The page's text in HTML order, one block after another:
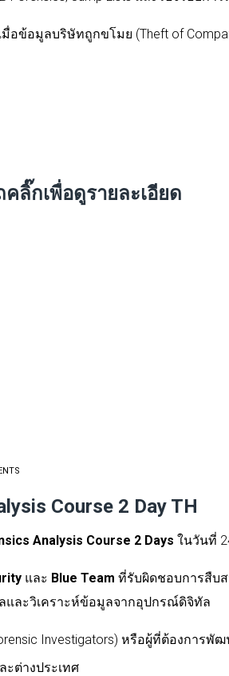
มื่อข้อมูลบริษัทถูกขโมย (Theft of
ลิ๊กเพื่อดูรายละเอียด
Course 2 Day TH
Analysis Course 2 Days ในวันที่
และ Blue Team ที่รับผิดชอบการสืบส
ลและวิเคราะห์ข้อมูลจากอุปกรณ์ดิจิทัล
Investigators) หรือผู้ที่ต้องการ
ต่างประเทศ